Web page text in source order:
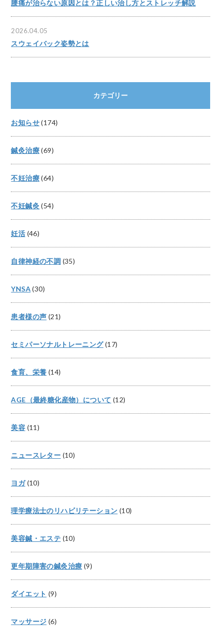
腰痛が治らない原因とは？正しい治し方とストレッチ解説
2026.04.05
スウェイバック姿勢とは
カテゴリー
お知らせ(174)
鍼灸治療(69)
不妊治療(64)
不妊鍼灸 (54)
妊活 (46)
自律神経の不調 (35)
YNSA(30)
患者様の声 (21)
セミパーソナルトレーニング(17)
食育、栄養 (14)
AGE（最終糖化産物）について (12)
美容 (11)
ニュースレター (10)
ヨガ(10)
理学療法士のリハビリテーション (10)
美容鍼・エステ (10)
更年期障害の鍼灸治療 (9)
ダイエット (9)
マッサージ (6)